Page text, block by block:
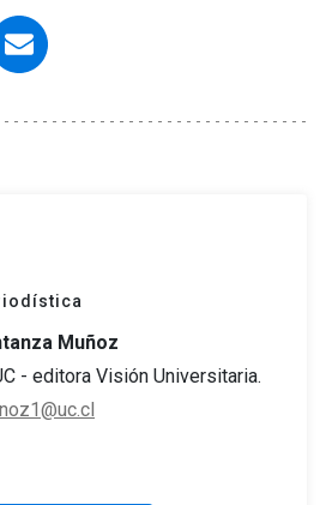
Muñoz
- editora Visión Universitaria.